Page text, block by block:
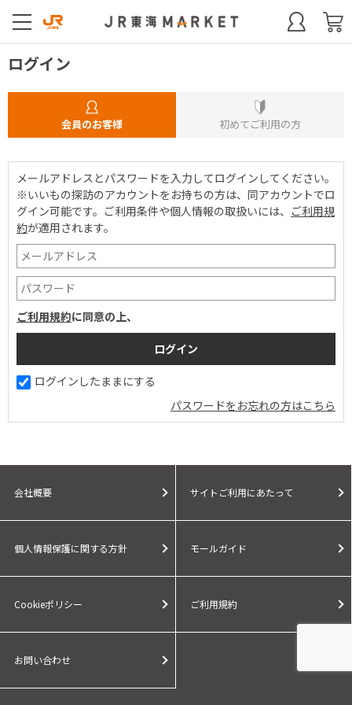
ログイン
会員のお客様 初めてご利用の方
メールアドレスとパスワードを入力してログインしてください。
※いいもの探訪のアカウントをお持ちの方は、同アカウントでロ
グイン可能です。 ご利用条件や個人情報の取扱いには、 ご利用規
約が適用されます。
ご利用規約に同意の上、
ログインしたままにする
パスワードをお忘れの方はこちら
会社概要 サイトご利用にあたって
個人情報保護に関する方針 モールガイド
Cookieポリシー ご利用規約
お問い合わせ